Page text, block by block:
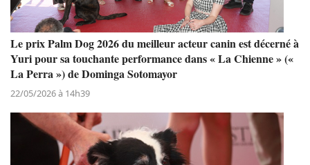
Le prix Palm Dog 2026 du meilleur acteur canin est décerné à
Yuri pour sa touchante performance dans « La Chienne » («
La Perra ») de Dominga Sotomayor
22/05/2026 à 14h39